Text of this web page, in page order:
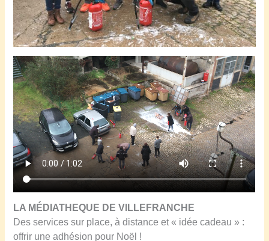
LA M É DIATHEQUE DE VILLEFRANCHE
Des services sur place, à distance et « idée cadeau » :
offrir une adhésion pour Noël !